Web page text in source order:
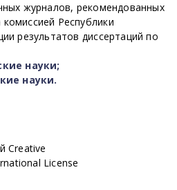
журналов, рекомендованных
Республики
результатов диссертаций по
науки;
науки.
Creative
License